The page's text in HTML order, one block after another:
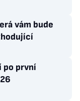
vám bude
po první